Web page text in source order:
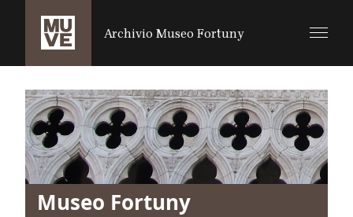
SALTA AL CONTENUTO PRINCIPALE
Archivio Museo Fortuny
Museo Fortuny